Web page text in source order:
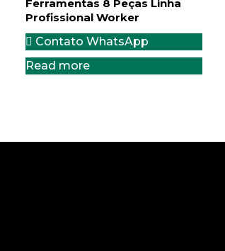
Ferramentas 8 Peças Linha
Profissional Worker
Contato WhatsApp
Read more